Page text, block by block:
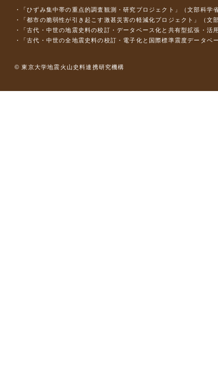
「ひずみ集中帯の重点的調査観測・研究プロジェクト」（文部科
「都市の脆弱性が引き起こす激甚災害の軽減化プロジェクト」（
「古代・中世の地震史料の校訂・データベース化と共有型拡張・
「古代・中世の全地震史料の校訂・電子化と国際標準震度データ
© 東京大学地震火山史料連携研究機構